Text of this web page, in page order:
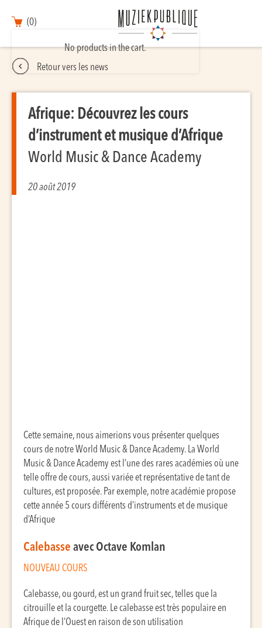
(0)
No products in the cart.
Retour vers les news
Afrique: Découvrez les cours
d’instrument et musique d’Afrique
World Music & Dance Academy
20 août 2019
Cette semaine, nous aimerions vous présenter quelques
cours de notre World Music & Dance Academy. La World
Music & Dance Academy est l’une des rares académies où une
telle offre de cours, aussi variée et représentative de tant de
cultures, est proposée. Par exemple, notre académie propose
cette année 5 cours différents d’instruments et de musique
d’Afrique
Calebasse avec Octave Komlan
NOUVEAU COURS
Calebasse, ou gourd, est un grand fruit sec, telles que la
citrouille et la courgette. Le calebasse est très populaire en
Afrique de l’Ouest en raison de son utilisation